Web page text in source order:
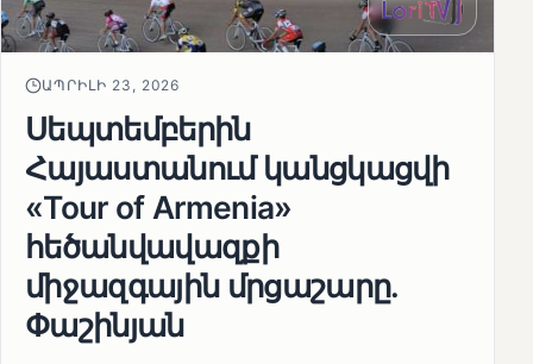
ԱՊՐԻԼԻ 23, 2026
Սեպտեմբերին
Հայաստանում կանցկացվի
«Tour of Armenia»
հեծանվավազքի
միջազգային մրցաշարը.
Փաշինյան